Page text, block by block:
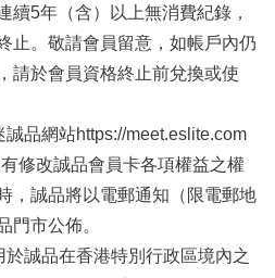
續5年（含）以上無消費紀錄，
止。敬請會員留意，如帳戶內仍
請於會員資格終止前兌換或使
品網站https://meet.eslite.com
修改誠品會員卡各項權益之權
，誠品將以電郵通知（限電郵地
門市公佈。
誠品在香港特別行政區境內之